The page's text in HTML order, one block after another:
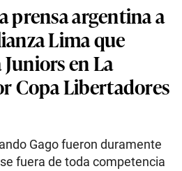
prensa argentina a
Lima que
en La
Copa Libertadores
Gago fueron duramente
fuera de toda competencia